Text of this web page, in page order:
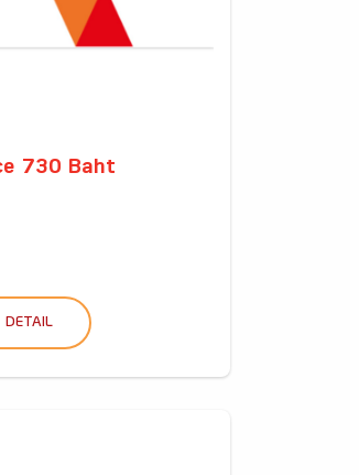
730 Baht
DETAIL